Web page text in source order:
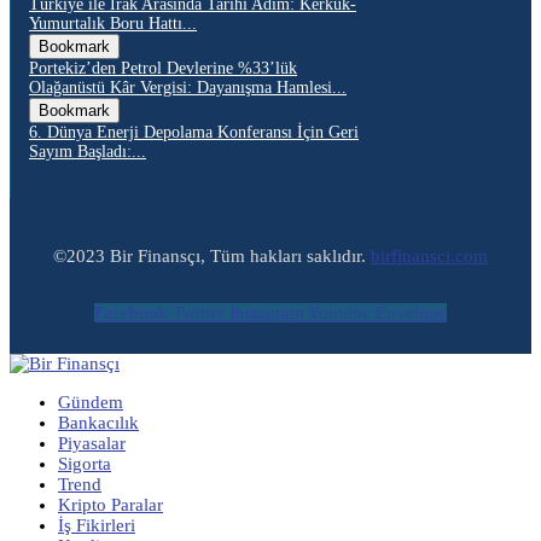
Türkiye ile Irak Arasında Tarihi Adım: Kerkük-
Yumurtalık Boru Hattı...
Bookmark
Portekiz’den Petrol Devlerine %33’lük
Olağanüstü Kâr Vergisi: Dayanışma Hamlesi...
Bookmark
6. Dünya Enerji Depolama Konferansı İçin Geri
Sayım Başladı:...
©2023 Bir Finansçı, Tüm hakları saklıdır. birfinansci.com
Facebook Twitter Instagram Youtube Envelope
Gündem
Bankacılık
Piyasalar
Sigorta
Trend
Kripto Paralar
İş Fikirleri